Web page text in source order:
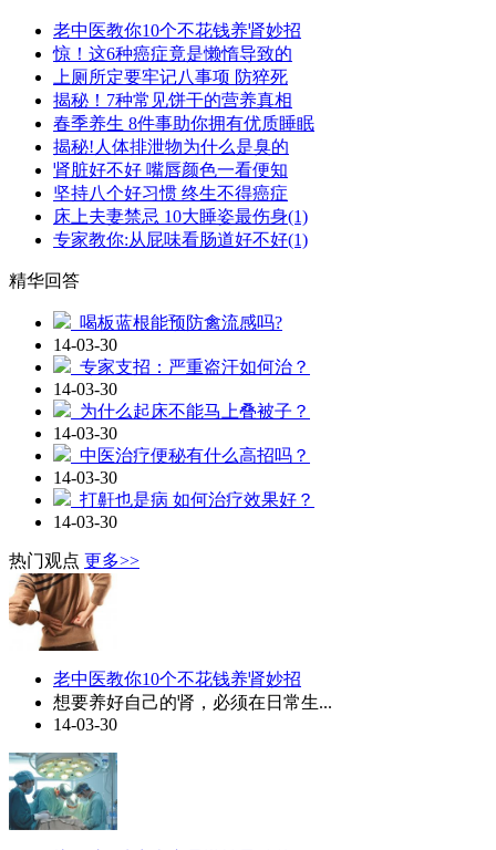
老中医教你10个不花钱养肾妙招
惊！这6种癌症竟是懒惰导致的
上厕所定要牢记八事项 防猝死
揭秘！7种常见饼干的营养真相
春季养生 8件事助你拥有优质睡眠
揭秘!人体排泄物为什么是臭的
肾脏好不好 嘴唇颜色一看便知
坚持八个好习惯 终生不得癌症
床上夫妻禁忌 10大睡姿最伤身(1)
专家教你:从屁味看肠道好不好(1)
精华回答
喝板蓝根能预防禽流感吗?
14-03-30
专家支招：严重盗汗如何治？
14-03-30
为什么起床不能马上叠被子？
14-03-30
中医治疗便秘有什么高招吗？
14-03-30
打鼾也是病 如何治疗效果好？
14-03-30
热门观点 更多>>
老中医教你10个不花钱养肾妙招
想要养好自己的肾，必须在日常生...
14-03-30